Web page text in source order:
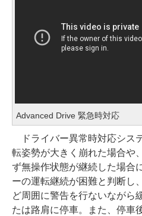
Advanced Drive 緊急時対応
ドライバー異常時対応シス
転姿勢が大きく崩れた場合や
ず無操作状態が継続した場合
ーの運転継続が困難と判断し
ど周囲に警告を行ないながら
たは路肩に停車。また、停車